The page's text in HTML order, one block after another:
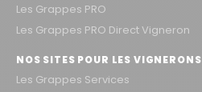
Les Grappes PRO
Les Grappes PRO Direct Vigneron
NOS SITES POUR LES VIGNERONS
Les Grappes Services